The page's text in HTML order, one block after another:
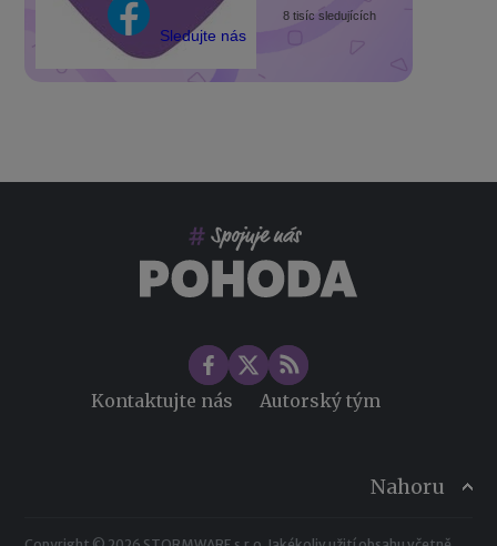
Sledujte nás
8 tisíc sledujících
Kontaktujte nás Autorský tým
Nahoru